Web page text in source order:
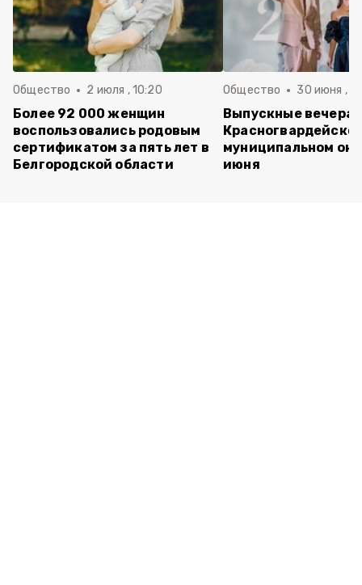
Общество 2 июля , 10:20
Более 92 000 женщин
воспользовались родовым
сертификатом за пять лет в
Белгородской области
Общество 30 июня ,
Выпускные вечера
муниципальном
июня